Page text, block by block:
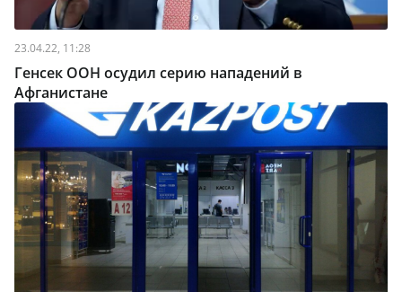
23.04.22, 11:28
Генсек ООН осудил серию нападений в
Афганистане